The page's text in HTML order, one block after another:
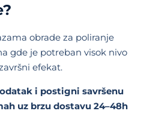
obrade za poliranje
gde je potreban visok nivo
efekat.
i postigni savršenu
uz brzu dostavu 24–48h